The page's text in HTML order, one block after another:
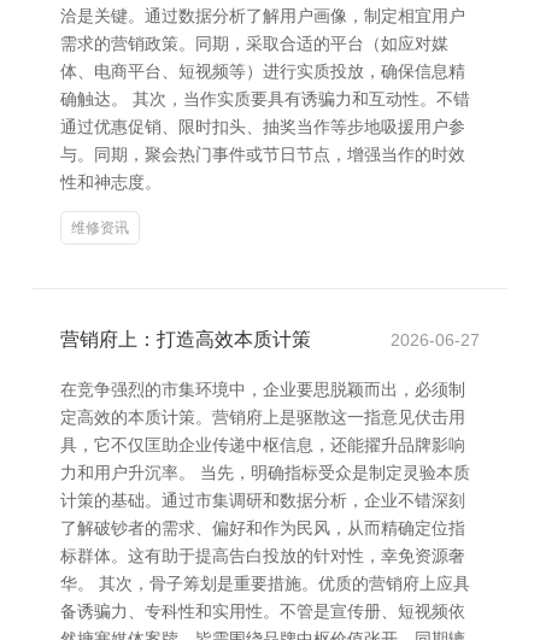
洽是关键。通过数据分析了解用户画像，制定相宜用户
需求的营销政策。同期，采取合适的平台（如应对媒
体、电商平台、短视频等）进行实质投放，确保信息精
确触达。 其次，当作实质要具有诱骗力和互动性。不错
通过优惠促销、限时扣头、抽奖当作等步地吸援用户参
与。同期，聚会热门事件或节日节点，增强当作的时效
性和神志度。
维修资讯
营销府上：打造高效本质计策 2026-06-27
在竞争强烈的市集环境中，企业要思脱颖而出，必须制
定高效的本质计策。营销府上是驱散这一指意见伏击用
具，它不仅匡助企业传递中枢信息，还能擢升品牌影响
力和用户升沉率。 当先，明确指标受众是制定灵验本质
计策的基础。通过市集调研和数据分析，企业不错深刻
了解破钞者的需求、偏好和作为民风，从而精确定位指
标群体。这有助于提高告白投放的针对性，幸免资源奢
华。 其次，骨子筹划是重要措施。优质的营销府上应具
备诱骗力、专科性和实用性。不管是宣传册、短视频依